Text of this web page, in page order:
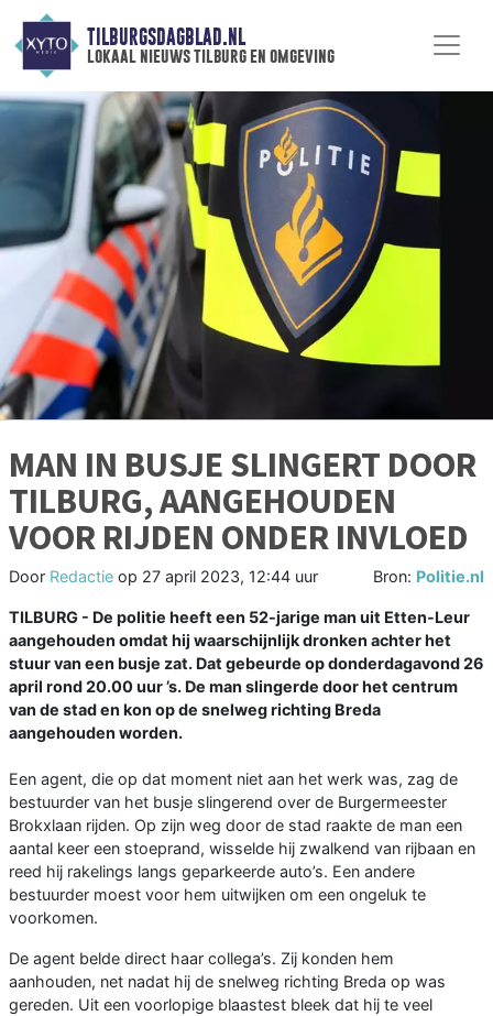
TILBURGSDAGBLAD.NL
lokaal nieuws tilburg en omgeving
MAN IN BUSJE SLINGERT DOOR
TILBURG, AANGEHOUDEN
VOOR RIJDEN ONDER INVLOED
Door Redactie op 27 april 2023, 12:44 uur Bron: Politie.nl
TILBURG - De politie heeft een 52-jarige man uit Etten-Leur
aangehouden omdat hij waarschijnlijk dronken achter het
stuur van een busje zat. Dat gebeurde op donderdagavond 26
april rond 20.00 uur ’s. De man slingerde door het centrum
van de stad en kon op de snelweg richting Breda
aangehouden worden.
Een agent, die op dat moment niet aan het werk was, zag de
bestuurder van het busje slingerend over de Burgermeester
Brokxlaan rijden. Op zijn weg door de stad raakte de man een
aantal keer een stoeprand, wisselde hij zwalkend van rijbaan en
reed hij rakelings langs geparkeerde auto’s. Een andere
bestuurder moest voor hem uitwijken om een ongeluk te
voorkomen.
De agent belde direct haar collega’s. Zij konden hem
aanhouden, net nadat hij de snelweg richting Breda op was
gereden. Uit een voorlopige blaastest bleek dat hij te veel